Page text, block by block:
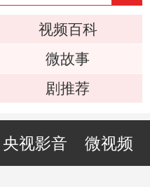
视频百科
微故事
剧推荐
央视影音 微视频